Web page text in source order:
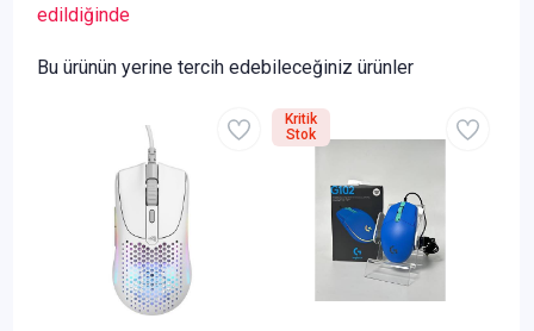
edildiğinde
Bu ürünün yerine tercih edebileceğiniz ürünler
Kritik
Stok